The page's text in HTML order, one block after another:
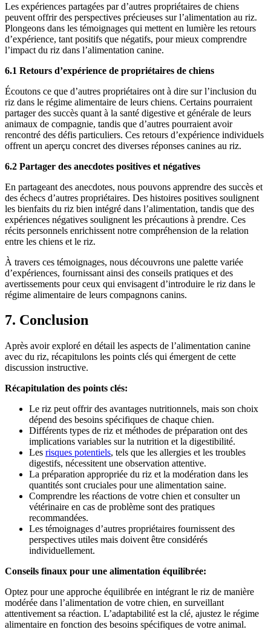
Les expériences partagées par d’autres propriétaires de chiens
peuvent offrir des perspectives précieuses sur l’alimentation au riz.
Plongeons dans les témoignages qui mettent en lumière les retours
d’expérience, tant positifs que négatifs, pour mieux comprendre
l’impact du riz dans l’alimentation canine.
6.1 Retours d’expérience de propriétaires de chiens
Écoutons ce que d’autres propriétaires ont à dire sur l’inclusion du
riz dans le régime alimentaire de leurs chiens. Certains pourraient
partager des succès quant à la santé digestive et générale de leurs
animaux de compagnie, tandis que d’autres pourraient avoir
rencontré des défis particuliers. Ces retours d’expérience individuels
offrent un aperçu concret des diverses réponses canines au riz.
6.2 Partager des anecdotes positives et négatives
En partageant des anecdotes, nous pouvons apprendre des succès et
des échecs d’autres propriétaires. Des histoires positives soulignent
les bienfaits du riz bien intégré dans l’alimentation, tandis que des
expériences négatives soulignent les précautions à prendre. Ces
récits personnels enrichissent notre compréhension de la relation
entre les chiens et le riz.
À travers ces témoignages, nous découvrons une palette variée
d’expériences, fournissant ainsi des conseils pratiques et des
avertissements pour ceux qui envisagent d’introduire le riz dans le
régime alimentaire de leurs compagnons canins.
7. Conclusion
Après avoir exploré en détail les aspects de l’alimentation canine
avec du riz, récapitulons les points clés qui émergent de cette
discussion instructive.
Récapitulation des points clés:
Le riz peut offrir des avantages nutritionnels, mais son choix
dépend des besoins spécifiques de chaque chien.
Différents types de riz et méthodes de préparation ont des
implications variables sur la nutrition et la digestibilité.
Les risques potentiels, tels que les allergies et les troubles
digestifs, nécessitent une observation attentive.
La préparation appropriée du riz et la modération dans les
quantités sont cruciales pour une alimentation saine.
Comprendre les réactions de votre chien et consulter un
vétérinaire en cas de problème sont des pratiques
recommandées.
Les témoignages d’autres propriétaires fournissent des
perspectives utiles mais doivent être considérés
individuellement.
Conseils finaux pour une alimentation équilibrée:
Optez pour une approche équilibrée en intégrant le riz de manière
modérée dans l’alimentation de votre chien, en surveillant
attentivement sa réaction. L’adaptabilité est la clé, ajustez le régime
alimentaire en fonction des besoins spécifiques de votre animal.